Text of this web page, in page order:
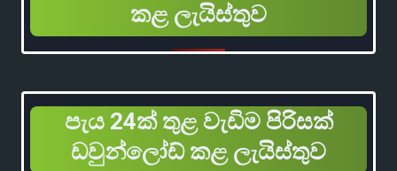
කළ ලැයිස්තුව
පැය 24ක් තුළ වැඩිම පිරිසක්
ඩවුන්ලෝඩ් කළ ලැයිස්තුව